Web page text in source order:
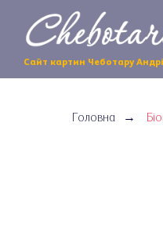
Сайт картин Чеботару
Головна →